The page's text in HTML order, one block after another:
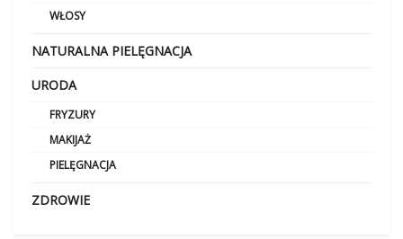
WŁOSY
NATURALNA PIELĘGNACJA
URODA
FRYZURY
MAKIJAŻ
PIELĘGNACJA
ZDROWIE